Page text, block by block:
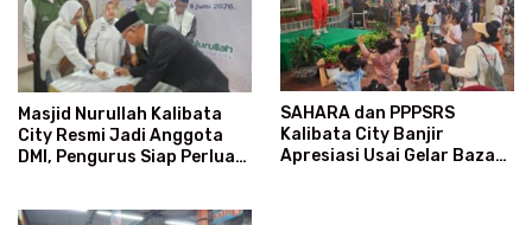
Masjid Nurullah Kalibata
City Resmi Jadi Anggota
DMI, Pengurus Siap Perluas
SAHARA dan PPPSRS
Kalibata City Banjir
Apresiasi Usai Gelar Bazaar